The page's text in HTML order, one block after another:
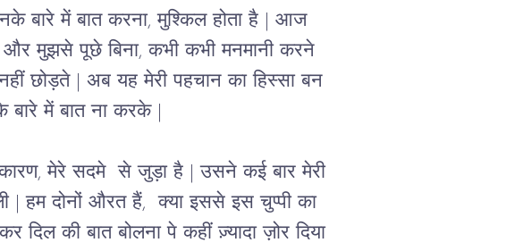
बारे में बात करना, मुश्किल होता है
आज
और मुझसे पूछे बिना, कभी कभी मनमानी करने
छोड़ते
अब यह मेरी पहचान का हिस्सा बन
में बात ना करके
मेरे सदमे  से जुड़ा है | उसने कई बार मेरी
| हम दोनों औरत हैं,  क्या इससे इस चुप्पी का
दिल की बात बोलना पे कहीं ज़्यादा ज़ोर दिया